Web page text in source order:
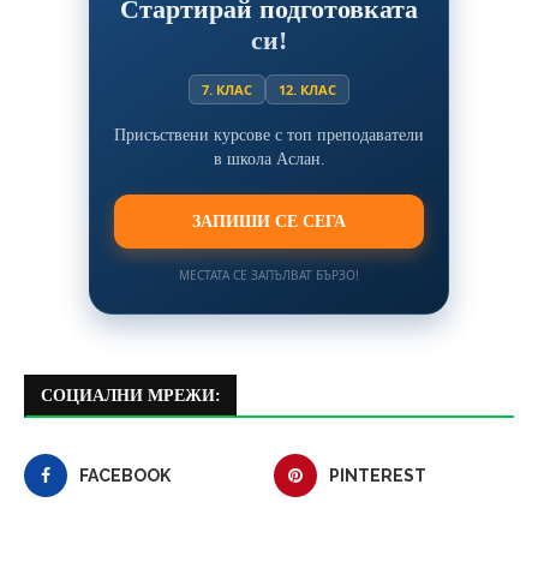
Стартирай подготовката
си!
7. КЛАС 12. КЛАС
Присъствени курсове с топ преподаватели
в школа Аслан.
ЗАПИШИ СЕ СЕГА
МЕСТАТА СЕ ЗАПЪЛВАТ БЪРЗО!
СОЦИАЛНИ МРЕЖИ:
FACEBOOK PINTEREST